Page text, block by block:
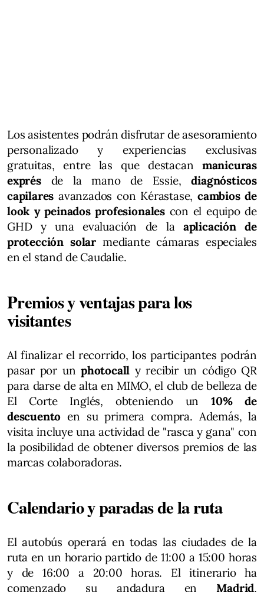
Los asistentes podrán disfrutar de asesoramiento
personalizado y experiencias exclusivas
gratuitas, entre las que destacan manicuras
exprésde la mano de Essie,diagnósticos
capilares avanzados con Kérastase, cambios de
look y peinados profesionalescon el equipo de
GHD y una evaluación de la aplicación de
protección solar mediante cámaras especiales
en el stand de Caudalie.
Premios y ventajas para los
visitantes
Al finalizar el recorrido, los participantes podrán
pasar por un photocall y recibir un código QR
para darse de alta en MIMO, el club de belleza de
El Corte Inglés, obteniendo un10% de
descuentoen su primera compra. Además, la
visita incluye una actividad de "rasca y gana" con
la posibilidad de obtener diversos premios de las
marcas colaboradoras.
Calendario y paradas de la ruta
El autobús operará en todas las ciudades de la
ruta en un horario partido de 11:00 a 15:00 horas
y de 16:00 a 20:00 horas. El itinerario ha
comenzado su andadura enMadrid,